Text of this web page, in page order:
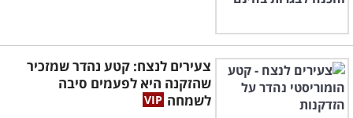
צעירים לנצח: קטע נהדר שמזכיר
שהזקנה היא לפעמים סיבה
לשמחה